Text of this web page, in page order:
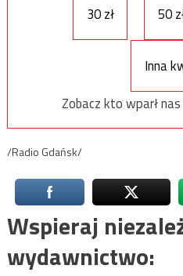
30 zł 50
Inna
Zobacz kto wparł
/Radio Gdańsk/
Wspieraj
wydawnictwo: